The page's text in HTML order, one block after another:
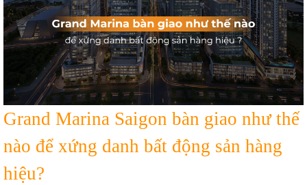
Grand Marina Saigon bàn giao như thế
nào để xứng danh bất động sản hàng
hiệu?